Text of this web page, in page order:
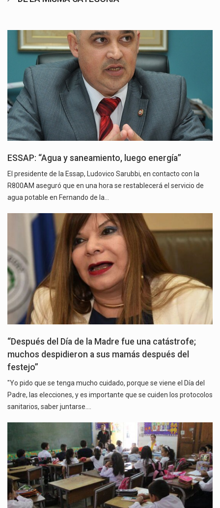
ESSAP: “Agua y saneamiento, luego energía”
El presidente de la Essap, Ludovico Sarubbi, en contacto con la
R800AM aseguró que en una hora se restablecerá el servicio de
agua potable en Fernando de la…
“Después del Día de la Madre fue una catástrofe;
muchos despidieron a sus mamás después del
festejo”
"Yo pido que se tenga mucho cuidado, porque se viene el Día del
Padre, las elecciones, y es importante que se cuiden los protocolos
sanitarios, saber juntarse.…